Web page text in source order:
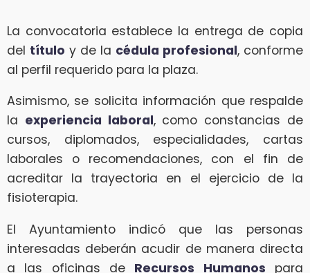
La convocatoria establece la entrega de copia
del título y de la cédula profesional, conforme
al perfil requerido para la plaza.
Asimismo, se solicita información que respalde
la experiencia laboral, como constancias de
cursos, diplomados, especialidades, cartas
laborales o recomendaciones, con el fin de
acreditar la trayectoria en el ejercicio de la
fisioterapia.
El Ayuntamiento indicó que las personas
interesadas deberán acudir de manera directa
a las oficinas de Recursos Humanos para